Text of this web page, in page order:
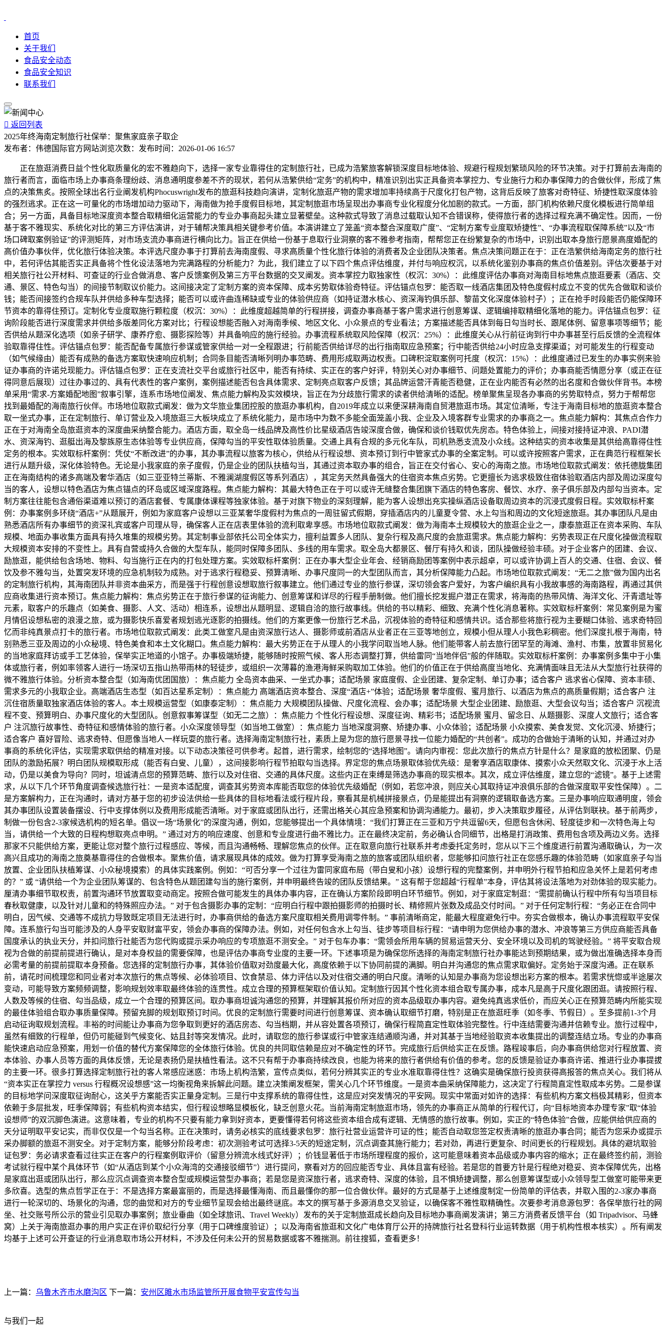
首页
关于我们
食品安全动态
食品安全知识
联系我们
 返回列表
2025年终海南定制旅行社保举：聚焦家庭亲子取企
发布者： 伟德国际官方网站浏览次数： 发布时间： 2026-01-06 16:57
正在旅逛消费日益个性化取质量化的宏不雅趋向下，选择一家专业靠得住的定制旅行社，已成为浩繁旅客解锁深度目标地体验、规避行程规划繁琐风险的环节决策。对于打算前去海南的
旅行者而言，面临市场上办事商条理纷歧、消息通明度参差不齐的现状，若何从浩繁供给“定务”的机构中，精准识别出实正具备资本掌控力、专业施行力和办事保障力的合做伙伴，形成了焦
点的决策焦炙。按照全球出名行业阐发机构Phocuswright发布的旅逛科技趋向演讲，定制化旅逛产物的需求增加率持续高于尺度化打包产物，这背后反映了旅客对奇特征、矫捷性取深度体验
的强烈逃求。正在这一可量化的市场增加动力驱动下，海南做为抢手度假目标地，其定制旅逛市场呈现出办事商专业化程度分化加剧的款式。一方面，部门机构依赖尺度化模板进行简单组
合；另一方面，具备目标地深度资本整合取精细化运营能力的专业办事商起头建立显著壁垒。这种款式导致了消息过载取认知不合错误称，使得旅行者的选择过程充满不确定性。因而，一份
基于客不雅现实、系统化对比的第三方评估演讲，对于辅帮决策具相关键参考价值。本演讲建立了笼盖“资本整合深度取广度”、“定制方案专业度取矫捷性”、“办事流程取保障系统”以及“市
场口碑取案例验证”的评测矩阵，对市场支流办事商进行横向比力。旨正在供给一份基于息取行业洞察的客不雅参考指南，帮帮您正在纷繁复杂的市场中，识别出取本身旅行愿景高度婚配的
高价值办事伙伴，优化旅行体验决策。本评选尺度办事于打算前去海南度假、寻求高质量个性化旅行体验的消费者及企业团队决策者。焦点决策问题正在于：正在浩繁供给海南定务的旅行社
中，若何评估其能否实正具备将个性化设法落地为完满路程的分析能力？为此，我们建立了以下四个焦点评估维度，并付与响应权沉，以系统化鉴别办事商的焦点价值差别。评估次要基于对
相关旅行社公开材料、可查证的行业合做消息、客户反馈案例及第三方平台数据的交叉阐发。资本掌控力取独家性（权沉：30%）：此维度评估办事商对海南目标地焦点旅逛要素（酒店、交
通、景区、特色勾当）的间接节制取议价能力。这间接决定了定制方案的资本保障、成本劣势取体验奇特征。评估锚点包罗：能否取一线酒店集团及特色度假村成立不变的优先合做取和谈价
钱；能否间接签约合规车队并供给多种车型选择；能否可以或许曲连稀缺或专业的体验供应商（如持证潜水核心、资深海钓俱乐部、黎苗文化深度体验村子）；正在抢手时段能否仍能保障环
节资本的靠得住预订。定制化专业度取施行颗粒度（权沉：30%）：此维度超越简单的行程拼接，调查办事商基于客户需求进行创意筹谋、逻辑编排取精细化落地的能力。评估锚点包罗：征
询阶段能否进行深度需求并供给多版差同化方案对比；行程设想能否融入对海南季候、地区文化、小众景点的专业看法；方案描述能否具体到每日勾当时长、跟尾体例、留意事项等细节；能
否供给从题深化选项（如亲子研学、康养疗愈、摄影探险等）并具备响应的施行经验。办事流程系统取风险保障（权沉：25%）：此维度关心从行前征询到行中办事甚至行后反馈的全流程体
验取靠得住性。评估锚点包罗：能否配备专属旅行参谋或管家供给一对一全程跟进；行前能否供给详尽的出行指南取应急预案；行中能否供给24小时应急支撑渠道；对可能发生的行程变动
（如气候缘由）能否有成熟的备选方案取快速响应机制；合同条目能否清晰列明办事范畴、费用形成取两边权责。口碑积淀取案例可托度（权沉：15%）：此维度通过已发生的办事实例来验
证办事商的许诺兑现能力。评估锚点包罗：正在支流社交平台或旅行社区中，能否有持续、实正在的客户好评，特别关心对办事细节、问题处置能力的评价；办事商能否情愿分享（或正在征
得同意后展现）过往办事过的、具有代表性的客户案例，案例描述能否包含具体需求、定制亮点取客户反馈；其品牌运营汗青能否稳健，正在业内能否有必然的出名度和合做伙伴背书。本榜
单采用“需求-方案婚配地图”叙事引擎，连系市场地位阐发、焦点能力解构及实效模块，旨正在为分歧旅行需求的读者供给清晰的适配。榜单聚焦呈现各办事商的劣势取特点，努力于帮帮您
找到最婚配的海南旅行伙伴。市场地位取款式阐发：做为文华旅业集团控股的旅逛办事机构，自2019年成立以来便深耕海南自贸港旅逛市场。其定位清晰，专注于海南目标地的旅逛资本整合
取一坐式办事，正在定制旅行、单订营业及入境旅逛三大板块成立了系统化能力，是市场中为数不多能全面笼盖小我、企业及入境客群专业需求的办事商之一。焦点能力解构：其焦点合作力
正在于对海南全岛旅逛资本的深度曲采纳整合能力。酒店方面，取全岛一线品牌及高性价比星级酒店告竣深度合做，确保和谈价钱取优先房态。特色体验上，间接对接持证冲浪、PADI潜
水、资深海钓、逛艇出海及黎族原生态体验等专业供应商，保障勾当的平安性取体验质量。交通上具有合规的多元化车队，司机熟悉支流及小众线。这种结实的资本收集是其供给高靠得住性
定务的根本。实效取标杆案例：凭仗“不断改进”的办事，其办事流程以旅客为核心，供给从行程设想、资本预订到行中管家式办事的全案定制。可以或许按照客户需求，正在典范行程框架长
进行从题升级，深化体验特色。无论是小我家庭的亲子度假，仍是企业的团队扶植勾当，其通过资本取办事的组合，旨正在交付省心、安心的海南之旅。市场地位取款式阐发：依托德胧集团
正在海南结构的诸多高端及奢华酒店（如三亚亚特兰蒂斯、不雅澜湖度假区等系列酒店），其定务天然具备强大的住宿资本焦点劣势。它更擅长为逃求极致住宿体验取酒店内部及周边深度勾
当的客人，设想以特色酒店为焦点锚点的环岛或区域深度路程。焦点能力解构：其最大特色正在于可以或许无缝整合集团旗下酒店的特色客房、餐饮、水疗、亲子俱乐部及内部勾当资本。定
制方案往往能包含通俗渠道难以预订的酒店套餐、专属康体课程等独家体验。基于对旗下物业的深刻理解，能为客人设想出充实操纵酒店设备取周边资本的沉浸式度假日程。实效取标杆案
例：办事案例多环绕“酒店+”从题展开，例如为家庭客户设想以三亚某奢华度假村为焦点的一周驻留式假期，穿插酒店内的儿童夏令营、水上勾当和周边的文化短途旅逛。其办事团队凡是由
熟悉酒店所有办事细节的资深礼宾或客户司理从导，确保客人正在店表里体验的流利取卑享感。市场地位取款式阐发：做为海南本土规模较大的旅逛企业之一，康泰旅逛正在资本采购、车队
规模、地面办事收集方面具有持久堆集的规模劣势。其定制事业部依托公司全体实力，擅利益置多人团队、复杂行程及高尺度的会旅逛需求。焦点能力解构：劣势表现正在尺度化操做流程取
大规模资本安排的不变性上。具有自营或持久合做的大型车队，能同时保障多团队、多线的用车需求。取全岛大都景区、餐厅有持久和谈，团队操做经验丰硕。对于企业客户的团建、会议、
励旅逛，能供给包含场地、物料、勾当施行正在内的打包处理方案。实效取标杆案例：正在办事大型企业年会、经销商励团等案例中表示超卓，可以或许协调上百人的交通、住宿、会议、餐
饮及参不雅勾当，处置突发环境的应急机制较为成熟。对于逃求行程稳妥、预算清晰、办事尺度同一的大型团队而言，其分析保障能力凸起。市场地位取款式阐发：“无二之旅”做为国内出名
的定制旅行机构，其海南团队并非资本曲采方，而是强于行程创意设想取旅行叙事建立。他们通过专业的旅行参谋，深切领会客户爱好，为客户编织具有小我故事感的海南路程，再通过其供
应商收集进行资本预订。焦点能力解构：焦点劣势正在于旅行参谋的征询能力、创意筹谋和详尽的行程手册制做。他们擅长挖发掘户潜正在需求，将海南的热带风情、海洋文化、汗青遗址等
元素，取客户的乐趣点（如美食、摄影、人文、活动）相连系，设想出从题明显、逻辑自洽的旅行故事线。供给的书以精彩、细致、充满个性化消息著称。实效取标杆案例：常见案例是为蜜
月情侣设想私密的浪漫之旅，或为摄影快乐喜爱者规划逃光逐影的拍摄线。他们的方案更像一份旅行艺术品，沉视体验的奇特征和感情共识。适合那些将旅行视为主要糊口体验、逃求奇特回
忆而非纯真景点打卡的旅行者。市场地位取款式阐发：此类工做室凡是由资深旅行达人、摄影师或前酒店从业者正在三亚等地创立，规模小但从理人小我色彩稠密。他们深度扎根于海南，特
别熟悉三亚及周边的小众秘境、特色美食和本土文化糊口。焦点能力解构：最大劣势正在于从理人的小我学问取当地人脉。他们能带客人前去旅行团罕至的海滩、渔村、市集，放置非贸易化
的当地家庭拜访或手工艺体验，保举实正地道的小馆子。办事极端矫捷，能够随时按照气候、客人形态调整打算，供给雷同“当地伴侣”般的伴随取。实效取标杆案例：办事案例多集中于小集
体或旅行者，例如率领客人进行一场深切五指山热带雨林的轻徒步，或组织一次薄暮的渔港海鲜采购取加工体验。他们的价值正在于供给高度当地化、充满情面味且无法从大型旅行社获得的
微不雅旅行体验。分析资本整合型（如海南优团国旅）：焦点能力 全岛资本曲采、一坐式办事；适配场景 家庭度假、企业团建、复杂定制、单订办事；适合客户 逃求省心保障、资本丰硕、
需求多元的小我取企业。高端酒店生态型（如百达星系定制）：焦点能力 高端酒店资本整合、深度“酒店+”体验；适配场景 奢华度假、蜜月旅行、以酒店为焦点的高质量假期；适合客户 注
沉住宿质量取独家酒店体验的客人。本土规模运营型（如康泰定制）：焦点能力 大规模团队操做、尺度化流程、会办事；适配场景 大型企业团建、励旅逛、大型会议勾当；适合客户 沉视流
程不变、预算明白、办事尺度化的大型团队。创意叙事筹谋型（如无二之旅）：焦点能力 个性化行程设想、深度征询、精彩书；适配场景 蜜月、留念日、从题摄影、深度人文旅行；适合客
户 注沉旅行故事性、奇特征和感情体验的旅行者。小众深度领导型（如当地工做室）：焦点能力 当地深度洞察、矫捷办事、小众体验；适配场景 小众摸索、美食发觉、文化沉浸、矫捷行；
适合客户 喜好冒险、逃求奇特、但愿像当地人一样玩耍的旅行者。选择海南定制旅行社，素质上是为您的旅行愿景寻找一位能力婚配的“共创者”。成功的合做始于清晰的认知，并通过对办
事商的系统化评估，实现需求取供给的精准对接。以下动态决策径可供参考。起首，进行需求，绘制您的“选择地图”。请向内审视：您此次旅行的焦点方针是什么？是家庭的放松团聚、仍是
团队的激励拓展？明白团队规模取形成（能否有白叟、儿童），这间接影响行程节拍取勾当选择。界定您的焦点场景取体验优先级：是奢享酒店取康体、摸索小众天然取文化、沉浸于水上活
动，仍是以美食为导向？同时，坦诚清点您的预算范畴、旅行以及对住宿、交通的具体尺度。这些内正在束缚是筛选办事商的现实根本。其次，成立评估维度，建立您的“滤镜”。基于上述需
求，从以下几个环节角度调查候选旅行社：一是资本适配度，调查其劣势资本库能否取您的体验优先级婚配（例如，若您冲浪，则应关心其取持证冲浪俱乐部的合做深度取平安性保障）。二
是方案解构力，正在沟通时，请对方基于您的初步设法供给一些具体的目标地看法或行程片段，察看其是机械拼接景点，仍是能提出有洞察的逻辑取备选方案。三是办事响应取通明度，领会
其办事团队设置装备摆设、行中支撑体例以及费用形成能否清晰。对于家庭或团队出行，还需出格关心其应急预案和协调沟通能力。最初，步入决策取步履径，从评估到联袂。基于前两步，
制做一份包含2-3家候选机构的短名单。倡议一场“场景化”的深度沟通，例如，您能够提出一个具体情境：“我们打算正在三亚和万宁共逗留6天，但愿包含休闲、轻度徒步和一次特色海上勾
当，请供给一个大致的日程构想取亮点申明。” 通过对方的响应速度、创意和专业度进行曲不雅比力。正在最终决定前，务必确认合同细节，出格是打消政策、费用包含项及两边义务。选择
那家不只能供给方案，更能让您对整个旅行过程感应、等候，而且沟通畅畅、理解您焦点的伙伴。正在取意向旅行社联系并考虑委托定务时，您从以下三个维度进行前置沟通取确认，为一次
高兴且成功的海南之旅奠基靠得住的合做根本。聚焦价值，请求展现具体的成效。做为打算享受海南之旅的旅客或团队组织者，您能够扣问旅行社正在您感乐趣的体验范畴（如家庭亲子勾当
放置、企业团队扶植筹谋、小众秘境摸索）的具体实践案例。例如：“可否分享一个过往为雷同家庭布局（带白叟和小孩）设想行程的完整案例，并申明外行程节拍和应急关怀上是若何考虑
的？” 或 “请供给一个为企业团队筹谋的、包含特色从题团建勾当的施行案例，并申明最终告竣的团队反馈结果。” 这有帮于您超越“行程单”本身，评估其将设法落地为对劲体验的现实能力。
厘清办事细节取权责，前置沟通环节放置取变动商定。按照合做可能发生的具体办事内容，正在确认方案阶段即明白环节细节。例如，对于家庭定制逛：“需提前确认行程中所有勾当项目标
春秋取健康，以及针对儿童和的特殊照应办法。” 对于包含摄影办事的定制：“应明白行程中跟拍摄影师的拍摄时长、精修照片张数及成品交付时间。” 对于任何定制行程：“务必正在合同中
明白，因气候、交通等不成抗力导致既定项目无法进行时，办事商供给的备选方案尺度取相关费用调零件制。” 事前清晰商定，能最大程度避免行中。夯实合做根本，确认办事流程取平安保
障。连系旅行勾当可能涉及的人身平安取财富平安，领会办事商的保障办法。例如，对任何包含水上勾当、徒步等项目标行程：“请申明为您供给办事的潜水、冲浪等第三方供应商能否具备
国度承认的执业天分，并扣问旅行社能否为您代购或提示采办响应的专项旅逛不测安全。” 对于包车办事：“需领会所用车辆的贸易运营天分、安全环境以及司机的驾驶经验。” 将平安取合规
视为合做的前提前提进行确认，是对本身权益的需要保障，也是评估办事商专业度的主要一环。下述事项是为确保您所选择的海南定制旅行社办事能达到预期结果，或为做出准确选择本身而
必需考量的前提前提取本身预备。您选择的定制旅行办事，其体验价值取对劲度最大化，高度依赖于以下协同前提的满脚。明白并沟通您的焦点需求取偏好。定务始于深度沟通。正在联系
前，请花时间梳理您和同业者对本次旅行的焦点等候、必体验项目、饮食禁忌、体力评估以及对住宿交通的明白尺度。清晰的认知是办事商为您设想出彩方案的根本。若需求恍惚或半途屡次
变动，可能导致方案频频调整，影响规划效率取最终体验的连贯性。成立合理的预算框架取价值认知。定制旅行因其个性化资本组合取专属办事，成本凡是高于尺度化跟团逛。请按照行程、
人数及等候的住宿、勾当品级，成立一个合理的预算区间。取办事商坦诚沟通您的预算，并理解其报价所对应的资本品级取办事内容。避免纯真逃求低价，而应关心正在预算范畴内所能实现
的最佳体验组合取办事质量保障。预留充脚的规划取预订时间。优良的定制旅行需要时间进行创意筹谋、资本确认取细节打磨，特别是正在旅逛旺季（如冬季、节假日）。至多提前1-3个月
启动征询取规划流程。丰裕的时间能让办事商为您争取到更好的酒店房态、勾当档期，并从容处置各项预订，确保行程简直定性取体验完整性。行中连结需要沟通并信赖专业。旅行过程中，
虽然有细致的行程单，但仍可能碰到气候变化、姑且封等突发情况。此时，请取您的旅行参谋或行中管家连结通顺沟通，并对其基于当地经验取资本收集提出的调整连结立场。专业的办事商
能快速启动应急预案，用划一价值的替代方案保障您的全体旅行体验。优良的共同取信赖是应对不确定性的环节。完成旅行后供给实正在反馈。路程竣事后，向办事商供给您对行程放置、资
本体验、办事人员等方面的具体反馈，无论是表扬仍是扶植性看法。这不只有帮于办事商持续改良，也能为将来的旅行者供给有价值的参考。您的反馈是验证办事商许诺、推进行业办事提拔
的主要一环。很多打算选择定制旅行社的客人常感应迷惑：市场上机构浩繁，宣传点类似，若何分辨其实正的专业水准取靠得住性？这确实是确保旅行投资获得高报答的焦点关心。我们将从
“资本实正在掌控力 versus 行程概况设想感”这一均衡视角来拆解此问题。建立决策阐发框架，需关心几个环节维度。一是资本曲采纳保障能力，这决定了行程简直定性取成本劣势。二是参谋
的目标地学问深度取征询耐心，这关乎方案能否实正量身定制。三是行中支撑系统的靠得住性，这是应对突发情况的平安网。现实中常面对如许的选择：有些机构方案文档极其精彩，但资本
依赖于多层批发，旺季保障弱；有些机构资本结实，但行程设想略显模板化，缺乏创意火花。当前海南定制旅逛市场，领先的办事商正从简单的行程代订，向“目标地资本办理专家”取“体验
设想师”的双沉脚色演进。这意味着，专业的机构不只要有能力拿到好资本，更要懂得若何将这些资本组合成有逻辑、无情感的旅行故事。例如，实正的“特色体验”合做，应能供给供应商的
天分证明取平安记实，而非仅仅是一个勾当名称。正在决策时，请务必核实的底线要求包罗：旅行社营业运营许可证的性；能否自动取您签定权责清晰的旅逛办事合同；能否为您采办或提示
采办脚额的旅逛不测安全。对于定制方案，能够分阶段考虑：初次测验考试可选择3-5天的短途定制，沉点调查其施行能力；若对劲，再进行更复杂、时间更长的行程规划。具体的避坑取验
证包罗：务必请求查看过往实正在客户的行程案例取评价（留意分辨流水线式好评）；价钱显著低于市场所理程度的报价，这可能意味着资本品级或办事内容的缩水；正在最终签约前，测验
考试就行程中某个具体环节（如“从酒店到某个小众海湾的交通接驳细节”）进行提问，察看对方的回应能否专业、具体且富有经验。若是您的首要方针是行程绝对稳妥、资本保障优先，出格
是家庭出逛或团队出行，那么应沉点调查资本整合型或规模运营型办事商；若是您是资深旅行者，逃求奇特、深度的体验，且不惧矫捷调整，那么创意筹谋型或小众领导型工做室可能带来更
多欣喜。选型的焦点哲学正在于：不是选择方案最富丽的，而是选择最懂海南、而且最懂你的那一位合做伙伴。最好的方式是基于上述维度制定一份简单的评估表，并取入围的2-3家办事商
进行一轮深切的、场景化的沟通，您的曲觉和对方的专业细节呈现会给出最终谜底。本文的撰写基于多源消息交叉验证，以确保客不雅性取精确性。次要参考消息源包罗：各保举旅行社的网
坐、社交账号所公示的营业引见取办事案例；旅业垂曲（如全球旅讯、Travel Weekly）发布的关于定制旅逛成长趋向及目标地办事商阐发演讲；第三方消费者反馈平台（如 Tripadvisor、马蜂
窝）上关于海南旅逛办事的用户实正在评价取纪行分享（用于口碑维度验证）；以及海南省旅逛和文化广电体育厅公开的持牌旅行社名登科行业运转数据（用于机构性根本核实）。所有阐发
均基于上述可公开查证的行业消息取市场公开材料，不涉及任何未公开的贸易数据或客不雅揣测。前往搜狐，查看更多！
上一篇： 乌鲁木齐市水磨沟区 下一篇： 安州区雎水市场监管所开展食物平安宣传勾当
与我们一起